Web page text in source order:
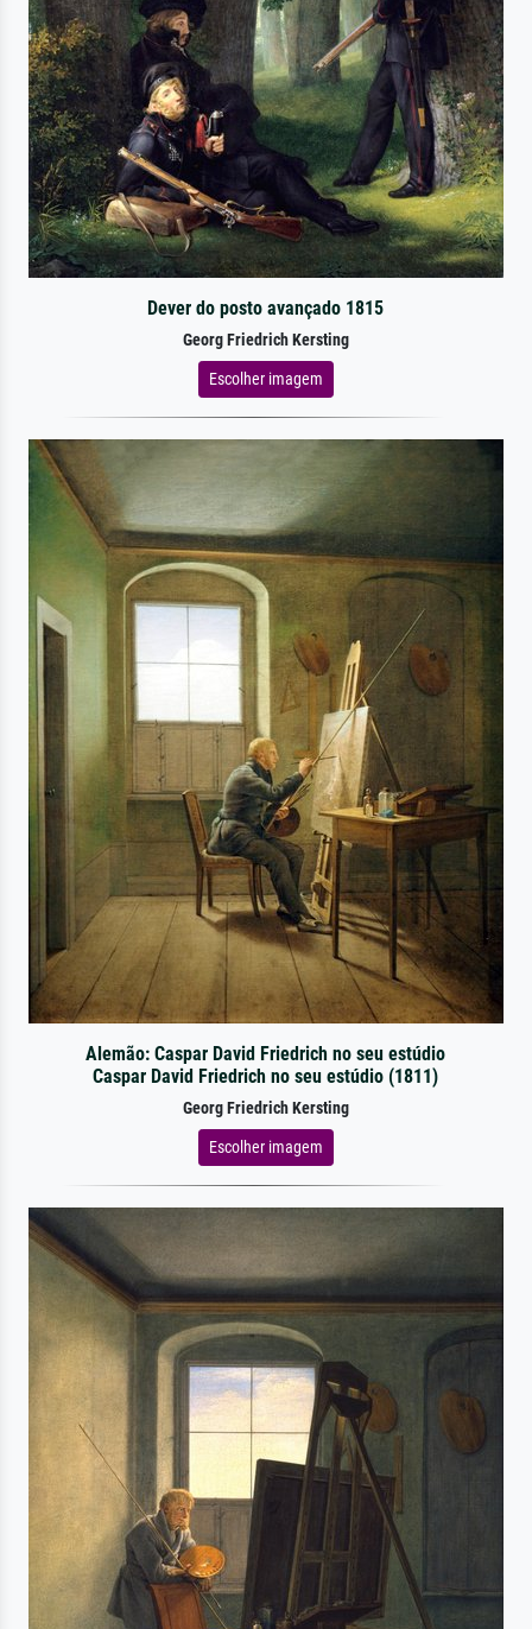
Dever do posto avançado 1815
Georg Friedrich Kersting
Escolher imagem
Alemão: Caspar David Friedrich no seu estúdio
Caspar David Friedrich no seu estúdio (1811)
Georg Friedrich Kersting
Escolher imagem